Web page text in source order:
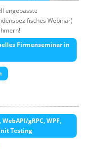
engepasste
Webinar)
Firmenseminar in
gRPC, WPF,
Testing